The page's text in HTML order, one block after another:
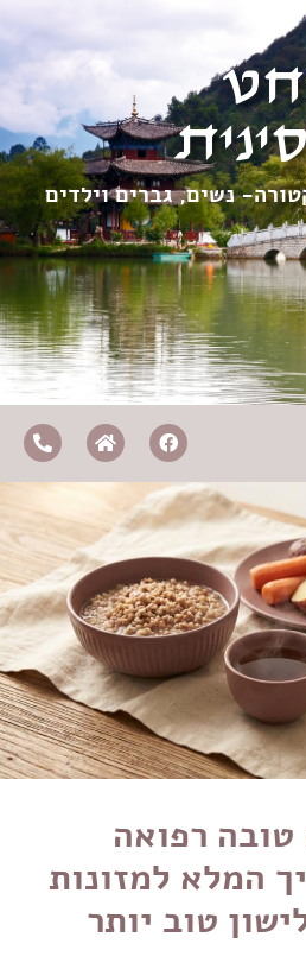
נשים, גברים וילדים
טובה רפואה
המלא למזונות
טוב יותר